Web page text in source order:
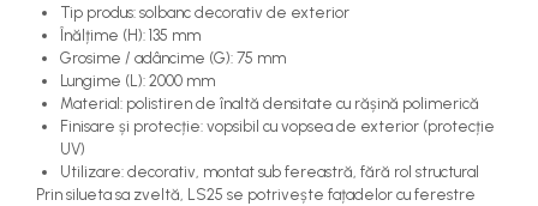
Tip produs: solbanc decorativ de exterior
Înălțime (H): 135 mm
Grosime / adâncime (G): 75 mm
Lungime (L): 2000 mm
Material: polistiren de înaltă densitate cu rășină polimerică
Finisare și protecție: vopsibil cu vopsea de exterior (protecție
UV)
Utilizare: decorativ, montat sub fereastră, fără rol structural
Prin silueta sa zveltă, LS25 se potrivește fațadelor cu ferestre